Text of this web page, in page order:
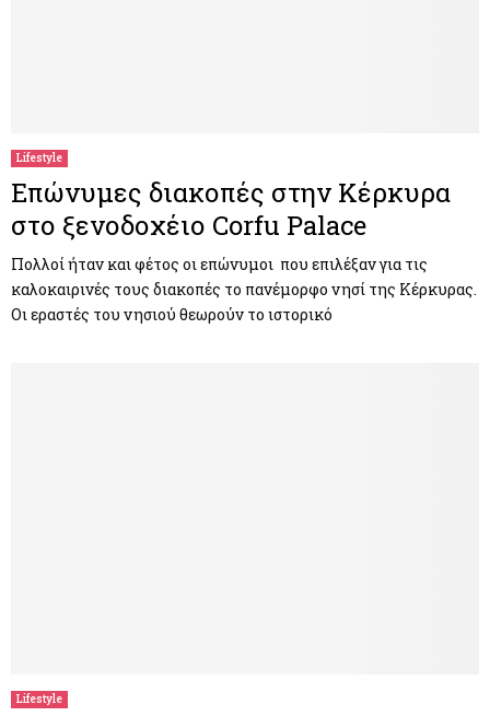
Lifestyle
Επώνυμες διακοπές στην Κέρκυρα
στο ξενοδοχέιο Corfu Palace
Πολλοί ήταν και φέτος οι επώνυμοι που επιλέξαν για τις
καλοκαιρινές τους διακοπές το πανέμορφο νησί της Κέρκυρας.
Οι εραστές του νησιού θεωρούν το ιστορικό
Lifestyle